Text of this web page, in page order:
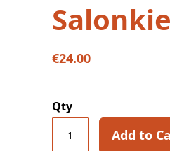
€24.00
Qty
Add to